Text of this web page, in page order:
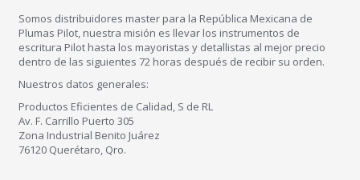
Somos distribuidores master para la República Mexicana de
Plumas Pilot, nuestra misión es llevar los instrumentos de
escritura Pilot hasta los mayoristas y detallistas al mejor precio
dentro de las siguientes 72 horas después de recibir su orden.
Nuestros datos generales:
Productos Eficientes de Calidad, S de RL
Av. F. Carrillo Puerto 305
Zona Industrial Benito Juárez
76120 Querétaro, Qro.